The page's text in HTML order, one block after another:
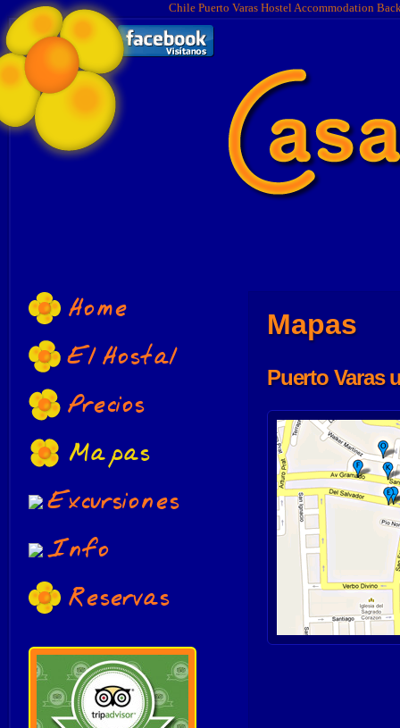
Chile Puerto Varas Hostel Accommodation
Home
El Hostal
Precios
Mapas
Excursiones
Info
Reservas
Mapas
Puerto Varas